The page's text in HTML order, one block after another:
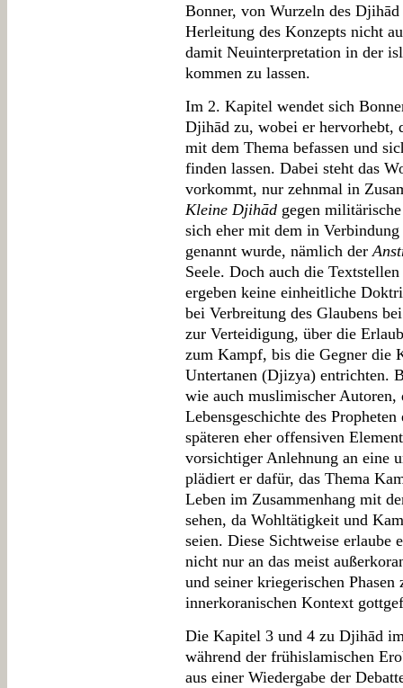
Bonner, von Wurzeln des
Herleitung des Konzepts nicht
damit Neuinterpretation in der
kommen zu lassen.
Im 2. Kapitel wendet sich
Djihād zu, wobei er hervorhebt,
mit dem Thema befassen und
finden lassen. Dabei steht das
vorkommt, nur zehnmal in
Kleine Djihād gegen
sich eher mit dem in
genannt wurde, nämlich der
Seele. Doch auch die
ergeben keine einheitliche
bei Verbreitung des Glaubens
zur Verteidigung, über die
zum Kampf, bis die Gegner die
Untertanen (Djizya) entrichten.
wie auch muslimischer
Lebensgeschichte des
späteren eher offensiven
vorsichtiger Anlehnung an eine
plädiert er dafür, das Thema
Leben im Zusammenhang mit
sehen, da Wohltätigkeit und
seien. Diese Sichtweise erlaube
nicht nur an das meist
und seiner kriegerischen
innerkoranischen Kontext
Die Kapitel 3 und 4 zu Djihād
während der frühislamischen
aus einer Wiedergabe der